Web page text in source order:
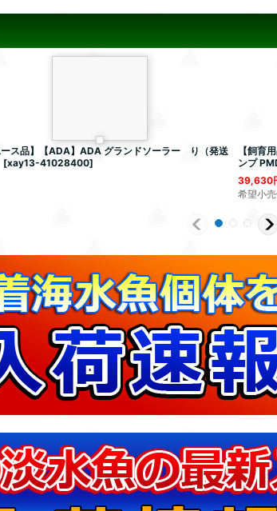
ース品】【ADA】ADA グランドソーラー り（発送
[xay13-41028400]
【飼育
ンプ
39,630
希望小